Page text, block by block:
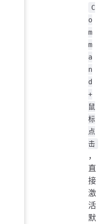
C
o
m
m
a
n
d
+
鼠
标
点
击
，
直
接
激
活
默